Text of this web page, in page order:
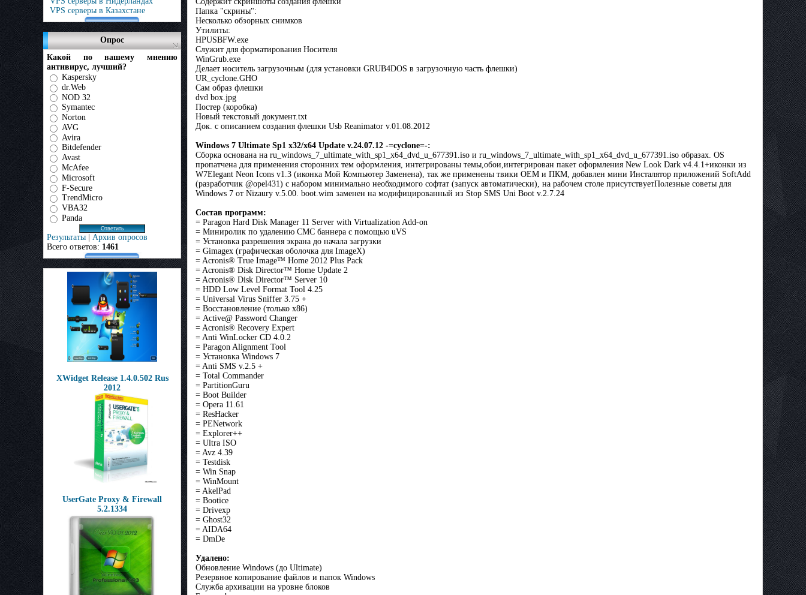
VPS серверы в Казахстане
Опрос
Какой по вашему мнению
антивирус, лучший?
Kaspersky
dr.Web
NOD 32
Symantec
Norton
AVG
Avira
Bitdefender
Avast
McAfee
Microsoft
F-Secure
TrendMicro
VBA32
Panda
Результаты | Архив опросов
Всего ответов: 1461
XWidget Release 1.4.0.502 Rus
2012
UserGate Proxy & Firewall
5.2.1334
Папка "скрины":
Несколько обзорных снимков
Утилиты:
HPUSBFW.exe
Служит для форматирования Носителя
WinGrub.exe
Делает носитель загрузочным (для установки GRUB4DOS в загрузочную часть флешки)
UR_cyclone.GHO
Сам образ флешки
dvd box.jpg
Постер (коробка)
Новый текстовый документ.txt
Док. с описанием создания флешки Usb Reanimator v.01.08.2012
Windows 7 Ultimate Sp1 x32/x64 Update v.24.07.12 -=cyclone=-:
Сборка основана на ru_windows_7_ultimate_with_sp1_x64_dvd_u_677391.iso и ru_windows_7_ultimate_with_sp1_x64_dvd_u_677391.iso образах. OS
пропатчена для применения сторонних тем оформления, интегрированы темы,обои,интегрирован пакет оформления New Look Dark v4.4.1+иконки из
W7Elegant Neon Icons v1.3 (иконка Мой Компьютер Заменена), так же применены твики ОЕМ и ПКМ, добавлен мини Инсталятор приложений SoftAdd
(разработчик @opel431) с набором минимально необходимого софтат (запуск автоматически), на рабочем столе присутствуетПолезные советы для
Windows 7 от Nizaury v.5.00. boot.wim заменен на модифицированный из Stop SMS Uni Boot v.2.7.24
Состав программ:
= Paragon Hard Disk Manager 11 Server with Virtualization Add-on
= Миниролик по удалению СМС баннера с помощью uVS
= Установка разрешения экрана до начала загрузки
= Gimagex (графическая оболочка для ImageX)
= Acronis® True Image™ Home 2012 Plus Pack
= Acronis® Disk Director™ Home Update 2
= Acronis® Disk Director™ Server 10
= HDD Low Level Format Tool 4.25
= Universal Virus Sniffer 3.75 +
= Восстановление (только х86)
= Active@ Password Changer
= Acronis® Recovery Expert
= Anti WinLocker CD 4.0.2
= Paragon Alignment Tool
= Установка Windows 7
= Anti SMS v.2.5 +
= Total Commander
= PartitionGuru
= Boot Builder
= Opera 11.61
= ResHacker
= PENetwork
= Explorer++
= Ultra ISO
= Avz 4.39
= Testdisk
= Win Snap
= WinMount
= AkelPad
= Bootice
= Drivexp
= Ghost32
= AIDA64
= DmDe
Удалено:
Обновление Windows (до Ultimate)
Резервное копирование файлов и папок Windows
Служба архивации на уровне блоков